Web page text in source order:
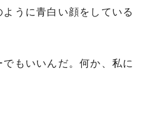
ように青白い顔をしている
でもいいんだ。何か、私に